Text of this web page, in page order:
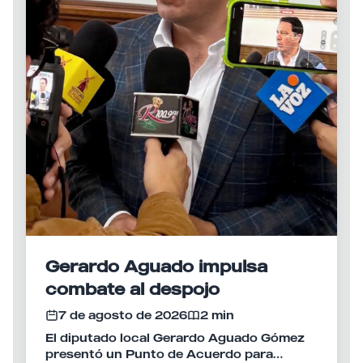
Gerardo Aguado impulsa
combate al despojo
7 de agosto de 2026
2 min
El diputado local Gerardo Aguado Gómez
presentó un Punto de Acuerdo para